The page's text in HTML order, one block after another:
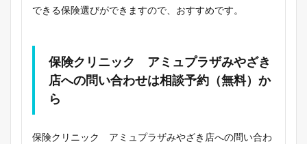
できる保険選びができますので、おすすめです。
保険クリニック アミュプラザみやざき
店への問い合わせは相談予約（無料）か
ら
保険クリニック アミュプラザみやざき店への問い合わ